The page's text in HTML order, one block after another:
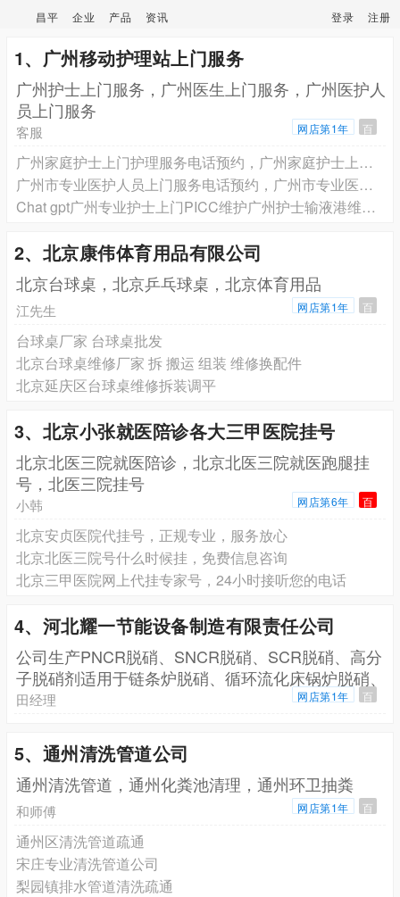
昌平 企业 产品 资讯 登录 注册
1、广州移动护理站上门服务
广州护士上门服务，广州医生上门服务，广州医护人
员上门服务
客服 网店第1年 百
广州家庭护士上门护理服务电话预约，广州家庭护士上门打针输液电话预约，广州家庭护士上门换药拆线电话预约，广州家庭护士上门PICC维护电话预约
广州市专业医护人员上门服务电话预约，广州市专业医护人员上门电话预约
Chat gpt广州专业护士上门PICC维护广州护士输液港维护电话预约，广州市专业护士上门插尿管膀胱冲洗电话预约广州护士上门服务电话预约
2、北京康伟体育用品有限公司
北京台球桌，北京乒乓球桌，北京体育用品
江先生 网店第1年 百
台球桌厂家 台球桌批发
北京台球桌维修厂家 拆 搬运 组装 维修换配件
北京延庆区台球桌维修拆装调平
3、北京小张就医陪诊各大三甲医院挂号
北京北医三院就医陪诊，北京北医三院就医跑腿挂
号，北医三院挂号
小韩 网店第6年 百
北京安贞医院代挂号，正规专业，服务放心
北京北医三院号什么时候挂，免费信息咨询
北京三甲医院网上代挂专家号，24小时接听您的电话
4、河北耀一节能设备制造有限责任公司
公司生产PNCR脱硝、SNCR脱硝、SCR脱硝、高分
子脱硝剂适用于链条炉脱硝、循环流化床锅炉脱硝、
生
田经理 网店第1年 百
5、通州清洗管道公司
通州清洗管道，通州化粪池清理，通州环卫抽粪
和师傅 网店第1年 百
通州区清洗管道疏通
宋庄专业清洗管道公司
梨园镇排水管道清洗疏通